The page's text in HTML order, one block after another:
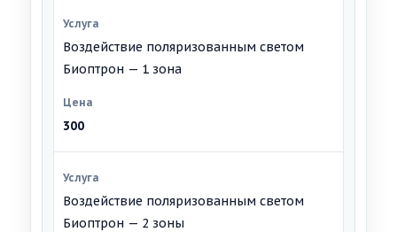
Воздействие поляризованным светом
Биоптрон — 1 зона
300
Воздействие поляризованным светом
Биоптрон — 2 зоны